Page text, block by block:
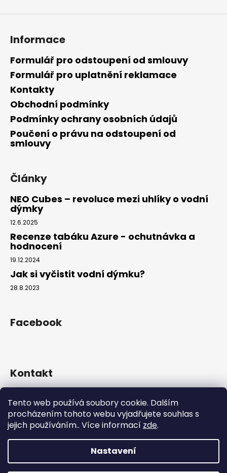
Tento web používá soubory cookie. Dalším
procházením tohoto webu vyjadřujete souhlas s
jejich používáním.. Více informací zde.
Nastavení
n
a
j
í
t
?
HLEDAT
D
p
o
r
u
č
u
e
m
Informace
Formulář pro odstoupení od smlouvy
Formulář pro uplatnění reklamace
Kontakty
Obchodní podmínky
Podmínky ochrany osobních údajů
Poučení o právu na odstoupení od
smlouvy
Články
NEO Cubes – revoluce mezi uhlíky o vodní
dýmky
12.6.2025
Recenze tabáku Azure - ochutnávka a
hodnocení
19.12.2024
Jak si vyčistit vodní dýmku?
28.8.2023
Facebook
Kontakt
+420 739 522 572
hookah_gang.cz/